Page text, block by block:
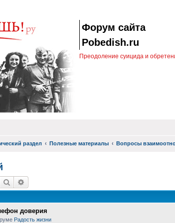
Форум сайта
Pobedish.ru
Преодоление суицида и
раздел Полезные материалы Вопросы
Поиск
доверия
Радость жизни